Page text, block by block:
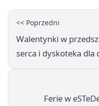
<< Poprzedni
Walentynki w
serca i dyskoteka dla
Ferie w